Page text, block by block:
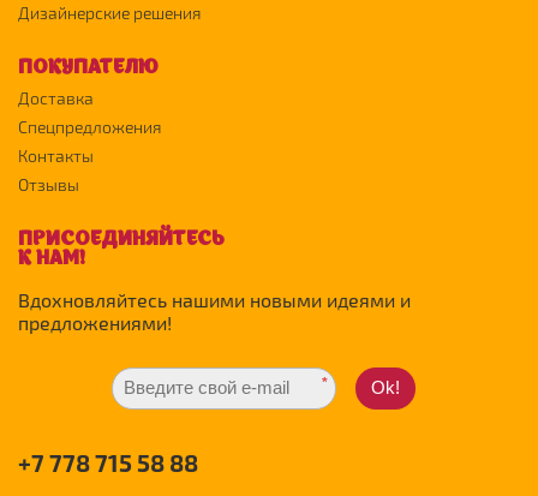
Дизайнерские решения
ПОКУПАТЕЛЮ
Доставка
Спецпредложения
Контакты
Отзывы
ПРИСОЕДИНЯЙТЕСЬ
К НАМ!
Вдохновляйтесь нашими новыми идеями и
предложениями!
* Ok!
+7 778 715 58 88